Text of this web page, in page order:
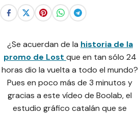
¿Se acuerdan de la historia de la
promo de Lost que en tan sólo 24
horas dio la vuelta a todo el mundo?
Pues en poco más de 3 minutos y
gracias a este vídeo de Boolab, el
estudio gráfico catalán que se